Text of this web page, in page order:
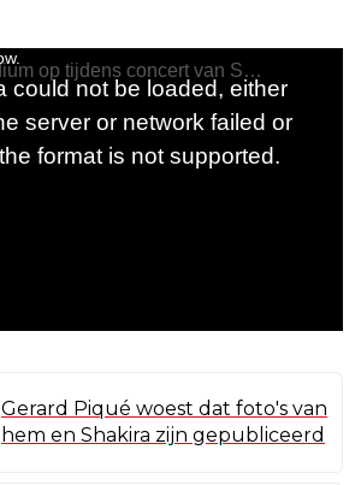
Gerard Piqué woest dat foto's van
hem en Shakira zijn gepubliceerd